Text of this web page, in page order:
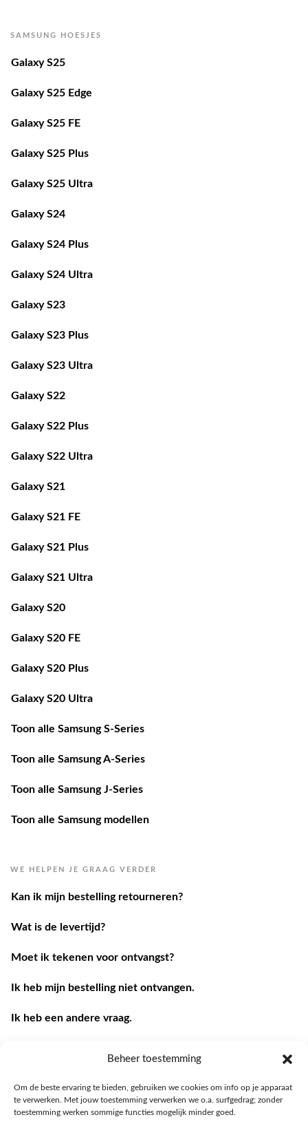
Beheer toestemming
Om de beste ervaring te bieden, gebruiken we cookies om info op je apparaat
te verwerken. Met jouw toestemming verwerken we o.a. surfgedrag; zonder
toestemming werken sommige functies mogelijk minder goed.
SAMSUNG HOESJES
Galaxy S25
Galaxy S25 Edge
Galaxy S25 FE
Galaxy S25 Plus
Galaxy S25 Ultra
Galaxy S24
Galaxy S24 Plus
Galaxy S24 Ultra
Galaxy S23
Galaxy S23 Plus
Galaxy S23 Ultra
Galaxy S22
Galaxy S22 Plus
Galaxy S22 Ultra
Galaxy S21
Galaxy S21 FE
Galaxy S21 Plus
Galaxy S21 Ultra
Galaxy S20
Galaxy S20 FE
Galaxy S20 Plus
Galaxy S20 Ultra
Toon alle Samsung S-Series
Toon alle Samsung A-Series
Toon alle Samsung J-Series
Toon alle Samsung modellen
WE HELPEN JE GRAAG VERDER
Kan ik mijn bestelling retourneren?
Wat is de levertijd?
Moet ik tekenen voor ontvangst?
Ik heb mijn bestelling niet ontvangen.
Ik heb een andere vraag.